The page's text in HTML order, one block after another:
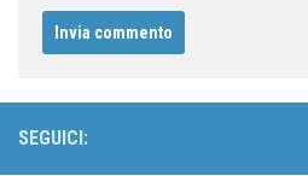
SEGUICI: